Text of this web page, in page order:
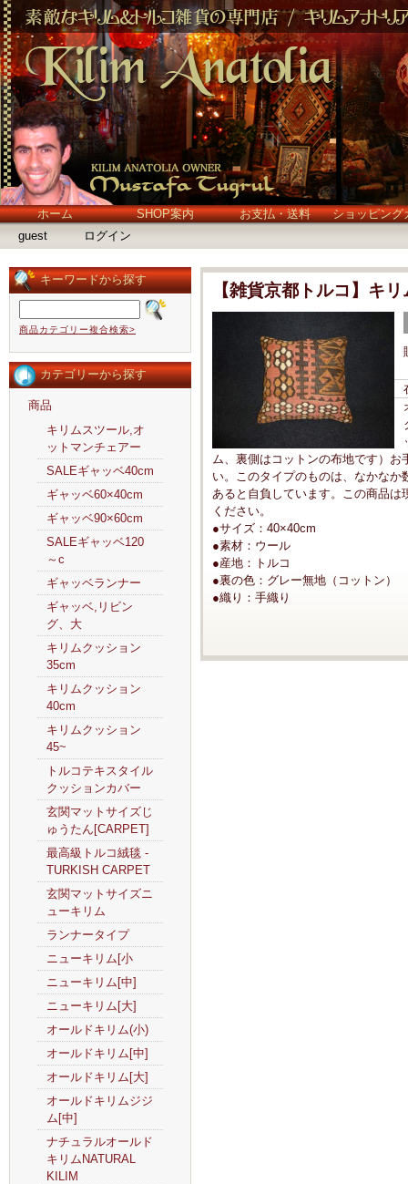
ホーム SHOP案内 お支払・送料
ショッピング
guest
ログイン
キーワードから探す
商品カテゴリー複合検索>
カテゴリーから探す
商品
キリムスツール,オ
ットマンチェアー
SALEギャッベ40cm
ギャッベ60×40cm
ギャッベ90×60cm
SALEギャッベ120
～c
ギャッベランナー
ギャッベ,リビン
グ、大
キリムクッション
35cm
キリムクッション
40cm
キリムクッション
45~
トルコテキスタイル
クッションカバー
玄関マットサイズじ
ゅうたん[CARPET]
最高級トルコ絨毯 -
TURKISH CARPET
玄関マットサイズニ
ューキリム
ランナータイプ
ニューキリム[小
ニューキリム[中]
ニューキリム[大]
オールドキリム(小)
オールドキリム[中]
オールドキリム[大]
オールドキリムジジ
ム[中]
ナチュラルオールド
キリムNATURAL
KILIM
【雑貨京都トルコ】キ
ム、裏側はコットンの布地です）
い。このタイプのものは、なかな
あると自負しています。この商品
ください。
●サイズ：40×40cm
●素材：ウール
●産地：トルコ
●裏の色：グレー無地（コットン）
●織り：手織り